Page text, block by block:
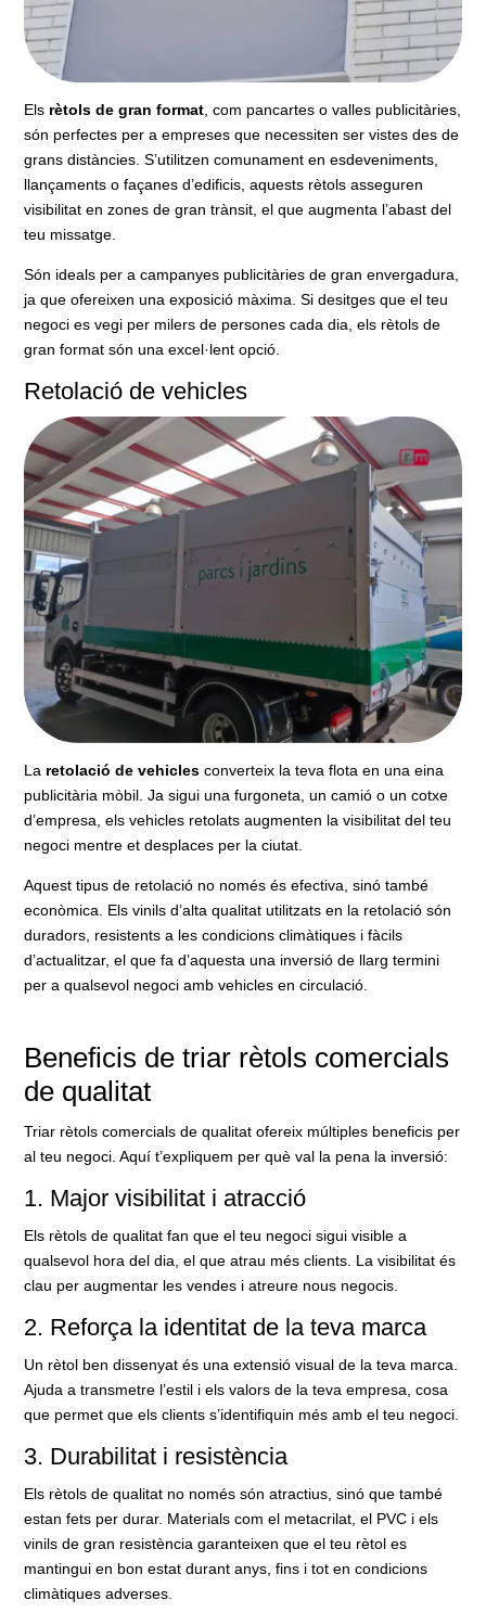
Els rètols de gran format, com pancartes o valles publicitàries,
són perfectes per a empreses que necessiten ser vistes des de
grans distàncies. S’utilitzen comunament en esdeveniments,
llançaments o façanes d’edificis, aquests rètols asseguren
visibilitat en zones de gran trànsit, el que augmenta l’abast del
teu missatge.
Són ideals per a campanyes publicitàries de gran envergadura,
ja que ofereixen una exposició màxima. Si desitges que el teu
negoci es vegi per milers de persones cada dia, els rètols de
gran format són una excel·lent opció.
Retolació de vehicles
La retolació de vehicles converteix la teva flota en una eina
publicitària mòbil. Ja sigui una furgoneta, un camió o un cotxe
d’empresa, els vehicles retolats augmenten la visibilitat del teu
negoci mentre et desplaces per la ciutat.
Aquest tipus de retolació no només és efectiva, sinó també
econòmica. Els vinils d’alta qualitat utilitzats en la retolació són
duradors, resistents a les condicions climàtiques i fàcils
d’actualitzar, el que fa d’aquesta una inversió de llarg termini
per a qualsevol negoci amb vehicles en circulació.
Beneficis de triar rètols comercials
de qualitat
Triar rètols comercials de qualitat ofereix múltiples beneficis per
al teu negoci. Aquí t’expliquem per què val la pena la inversió:
1. Major visibilitat i atracció
Els rètols de qualitat fan que el teu negoci sigui visible a
qualsevol hora del dia, el que atrau més clients. La visibilitat és
clau per augmentar les vendes i atreure nous negocis.
2. Reforça la identitat de la teva marca
Un rètol ben dissenyat és una extensió visual de la teva marca.
Ajuda a transmetre l’estil i els valors de la teva empresa, cosa
que permet que els clients s’identifiquin més amb el teu negoci.
3. Durabilitat i resistència
Els rètols de qualitat no només són atractius, sinó que també
estan fets per durar. Materials com el metacrilat, el PVC i els
vinils de gran resistència garanteixen que el teu rètol es
mantingui en bon estat durant anys, fins i tot en condicions
climàtiques adverses.